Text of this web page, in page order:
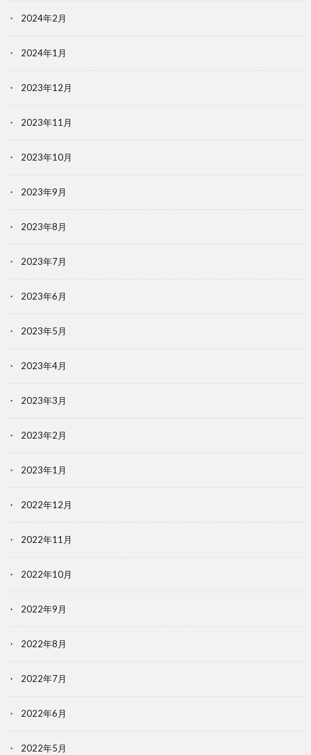
2024年2月
2024年1月
2023年12月
2023年11月
2023年10月
2023年9月
2023年8月
2023年7月
2023年6月
2023年5月
2023年4月
2023年3月
2023年2月
2023年1月
2022年12月
2022年11月
2022年10月
2022年9月
2022年8月
2022年7月
2022年6月
2022年5月